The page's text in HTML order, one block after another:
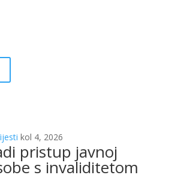
kol 4, 2026
pristup javnoj
s invaliditetom